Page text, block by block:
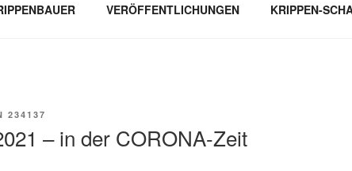
VERÖFFENTLICHUNGEN KRIPPEN-
234137
– in der CORONA-Zeit